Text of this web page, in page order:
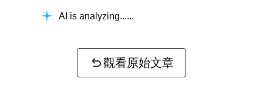
AI is analyzing...
觀看原始文章